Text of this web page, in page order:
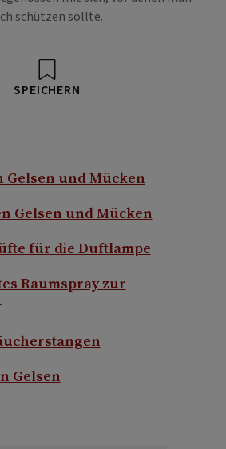
schützen sollte.
SPEICHERN
Gelsen und Mücken
Gelsen und Mücken
für die Duftlampe
Raumspray zur
Gelsen